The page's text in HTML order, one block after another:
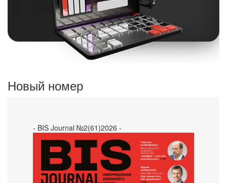
Новый номер
- BIS Journal №2(61)2026 -